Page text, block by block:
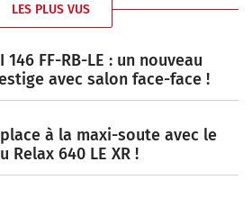
LES PLUS VUS
FF-RB-LE : un nouveau
avec salon face-face !
à la maxi-soute avec le
Relax 640 LE XR !